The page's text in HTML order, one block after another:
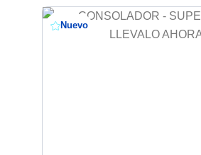
Nuevo